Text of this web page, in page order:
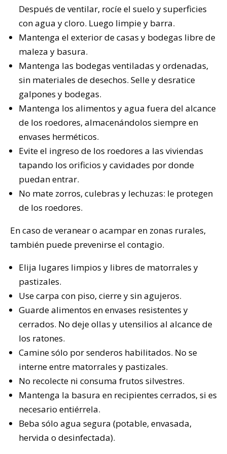
Después de ventilar, rocíe el suelo y superficies
con agua y cloro. Luego limpie y barra.
Mantenga el exterior de casas y bodegas libre de
maleza y basura.
Mantenga las bodegas ventiladas y ordenadas,
sin materiales de desechos. Selle y desratice
galpones y bodegas.
Mantenga los alimentos y agua fuera del alcance
de los roedores, almacenándolos siempre en
envases herméticos.
Evite el ingreso de los roedores a las viviendas
tapando los orificios y cavidades por donde
puedan entrar.
No mate zorros, culebras y lechuzas: le protegen
de los roedores.
En caso de veranear o acampar en zonas rurales,
también puede prevenirse el contagio.
Elija lugares limpios y libres de matorrales y
pastizales.
Use carpa con piso, cierre y sin agujeros.
Guarde alimentos en envases resistentes y
cerrados. No deje ollas y utensilios al alcance de
los ratones.
Camine sólo por senderos habilitados. No se
interne entre matorrales y pastizales.
No recolecte ni consuma frutos silvestres.
Mantenga la basura en recipientes cerrados, si es
necesario entiérrela.
Beba sólo agua segura (potable, envasada,
hervida o desinfectada).